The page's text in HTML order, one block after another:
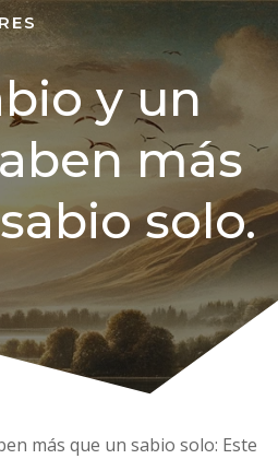
y un
más
solo.
más que un sabio solo: Este